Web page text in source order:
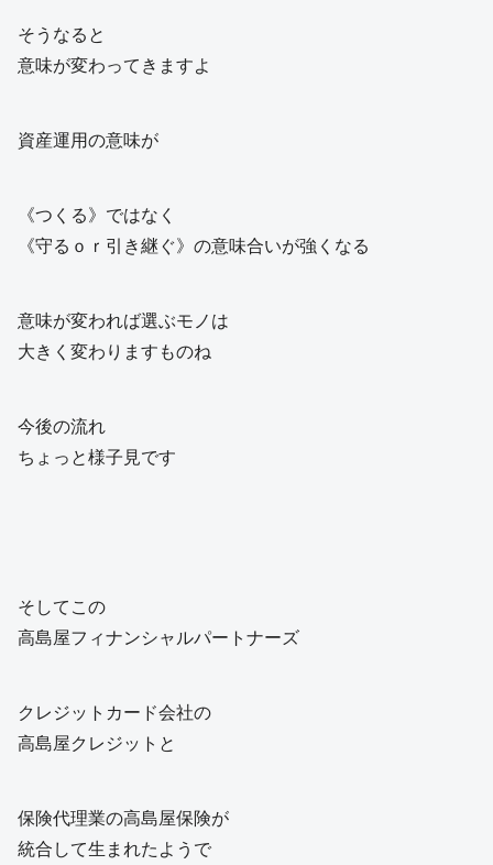
そうなると
意味が変わってきますよ
資産運用の意味が
《つくる》ではなく
《守るｏｒ引き継ぐ》の意味合いが強くなる
意味が変われば選ぶモノは
大きく変わりますものね
今後の流れ
ちょっと様子見です
そしてこの
高島屋フィナンシャルパートナーズ
クレジットカード会社の
高島屋クレジットと
保険代理業の高島屋保険が
統合して生まれたようで